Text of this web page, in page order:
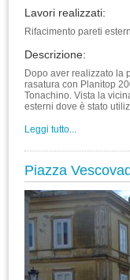
Lavori realizzati:
Rifacimento pareti
Descrizione:
Dopo aver realizzato la
rasatura con Planitop
Tonachino. Vista la
esterni dove è stato
Leggi tutto...
Piazza